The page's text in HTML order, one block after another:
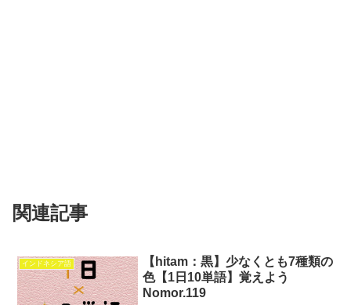
関連記事
インドネシア語
【hitam：黒】少なくとも7種類の
色【1日10単語】覚えよう
Nomor.119